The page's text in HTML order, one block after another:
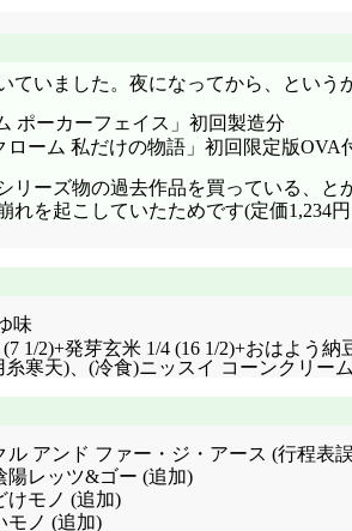
ていました。夜になってから、という
ポーカーフェイス」初回製造分
ーム 私だけの物語」初回限定版OVA
リーズ物の過去作品を買っている、
れを起こしていたためです(定価
味
(7 1/2)+発芽玄米 1/4 (16 1/2)+おはよう
寒天)、(冷食)ニッスイ コーンクリー
ル アンド ファー・ジ・アース (行程表
陽レッツ&ゴー (追加)
けモノ (追加)
モノ (追加)